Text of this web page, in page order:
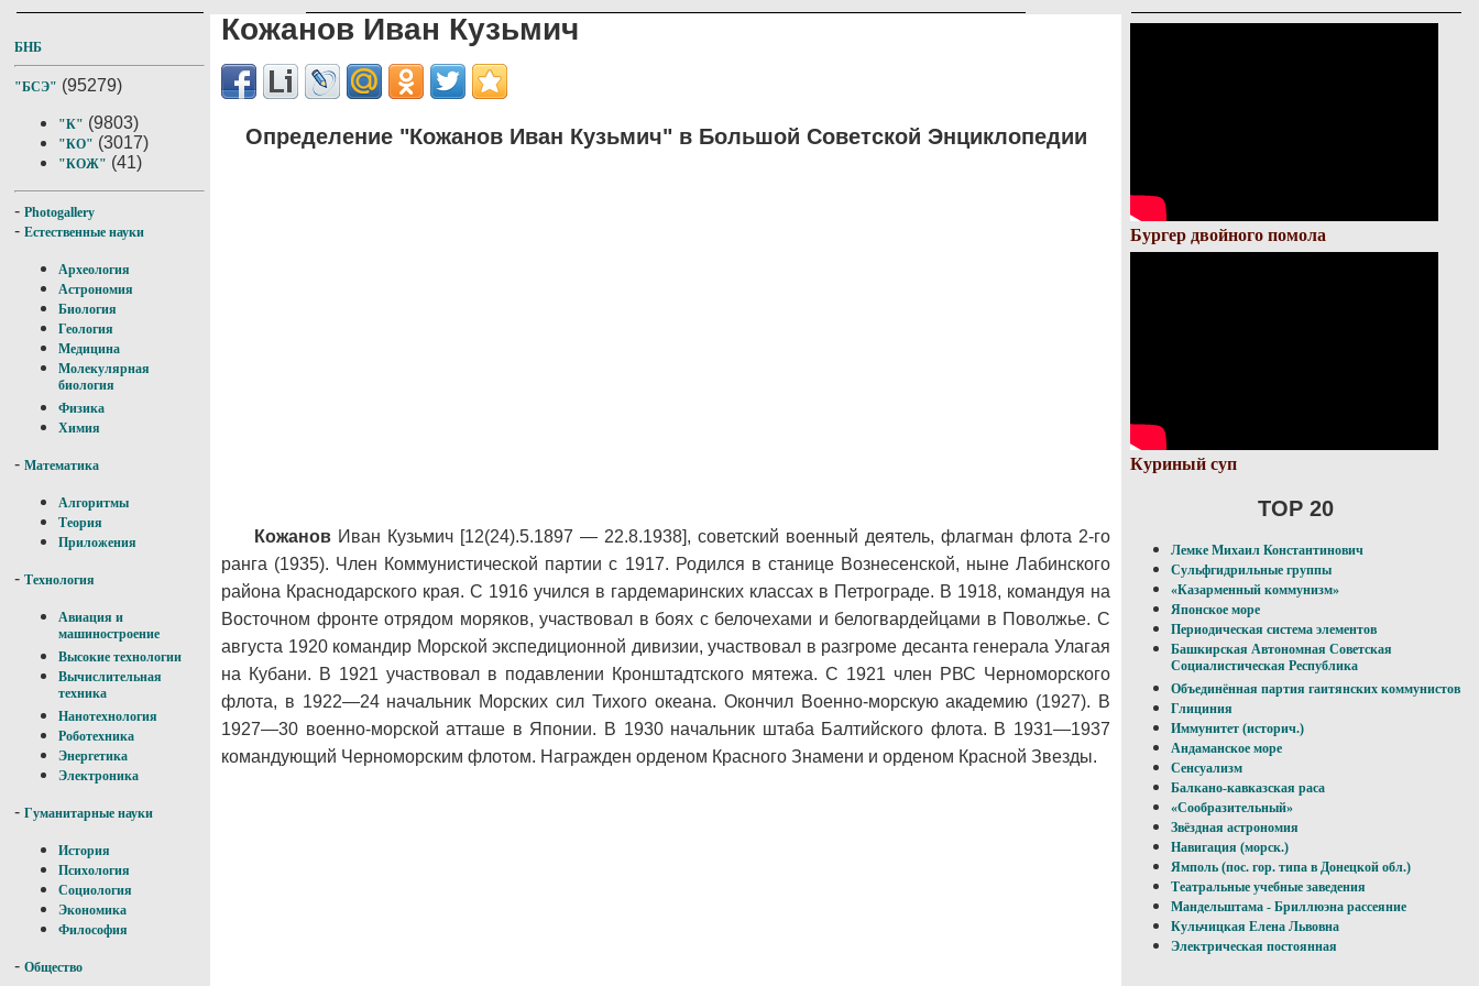
БНБ
"БСЭ" (95279)
"К" (9803)
"КО" (3017)
"КОЖ" (41)
- Photogallery
- Естественные науки
Археология
Астрономия
Биология
Геология
Медицина
Молекулярная
биология
Физика
Химия
- Математика
Алгоритмы
Теория
Приложения
- Технология
Авиация и
машиностроение
Высокие технологии
Вычислительная
техника
Нанотехнология
Роботехника
Энергетика
Электроника
- Гуманитарные науки
История
Психология
Социология
Экономика
Философия
- Общество
Кожанов Иван Кузьмич
Определение "Кожанов Иван Кузьмич" в Большой Советской Энциклопедии
Кожанов Иван Кузьмич [12(24).5.1897 — 22.8.1938], советский военный деятель, флагман флота 2-го
ранга (1935). Член Коммунистической партии с 1917. Родился в станице Вознесенской, ныне Лабинского
района Краснодарского края. С 1916 учился в гардемаринских классах в Петрограде. В 1918, командуя на
Восточном фронте отрядом моряков, участвовал в боях с белочехами и белогвардейцами в Поволжье. С
августа 1920 командир Морской экспедиционной дивизии, участвовал в разгроме десанта генерала Улагая
на Кубани. В 1921 участвовал в подавлении Кронштадтского мятежа. С 1921 член РВС Черноморского
флота, в 1922—24 начальник Морских сил Тихого океана. Окончил Военно-морскую академию (1927). В
1927—30 военно-морской атташе в Японии. В 1930 начальник штаба Балтийского флота. В 1931—1937
командующий Черноморским флотом. Награжден орденом Красного Знамени и орденом Красной Звезды.
Бургер двойного помола
Куриный суп
TOP 20
Лемке Михаил Константинович
Сульфгидрильные группы
«Казарменный коммунизм»
Японское море
Периодическая система элементов
Башкирская Автономная Советская
Социалистическая Республика
Объединённая партия гаитянских коммунистов
Глициния
Иммунитет (историч.)
Андаманское море
Сенсуализм
Балкано-кавказская раса
«Сообразительный»
Звёздная астрономия
Навигация (морск.)
Ямполь (пос. гор. типа в Донецкой обл.)
Театральные учебные заведения
Мандельштама - Бриллюэна рассеяние
Кульчицкая Елена Львовна
Электрическая постоянная